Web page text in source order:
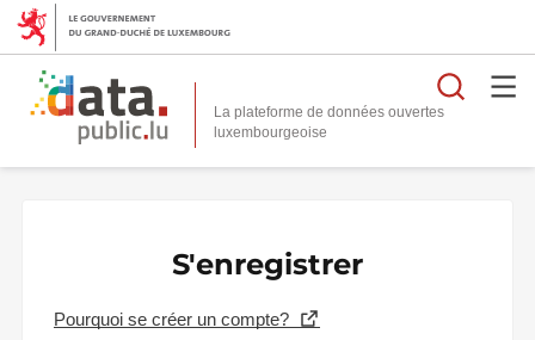
La plateforme de données ouvertes
S'enregistrer
Pourquoi se créer un compte?